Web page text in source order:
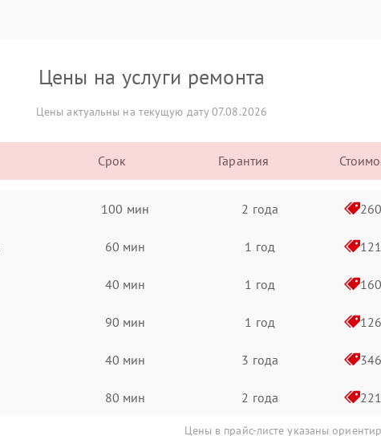
Цены на услуги ремонта
Цены актуальны на текущую дату 07.08.2026
Срок Гарантия
100 мин 2 года
60 мин 1 год
40 мин 1 год
90 мин 1 год
40 мин 3 года
80 мин 2 года
Цены в прайс-листе указаны